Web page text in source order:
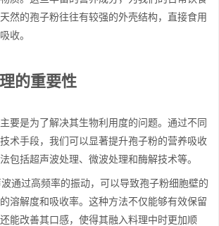
然的孢子粉往往有较强的外壳结构，直接食用
收。
的重要性
要是为了解决其生物利用度的问题。通过不同
术手段，我们可以显著提升孢子粉的营养吸收
包括超声波处理、微波处理和酶解技术等。
通过高频率的振动，可以导致孢子粉细胞壁的
溶解度和吸收率。这种方法不仅能够有效保留
能改善其口感，使得其融入料理中时更加顺